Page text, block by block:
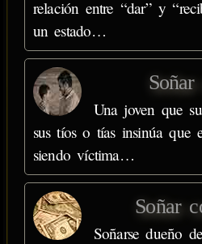
relación entre “dar” y
un estado…
Una joven que
sus tíos o tías insinúa que
siendo víctima…
Soñar
Soñarse dueño